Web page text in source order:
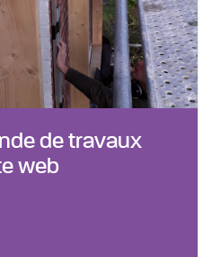
de travaux
web